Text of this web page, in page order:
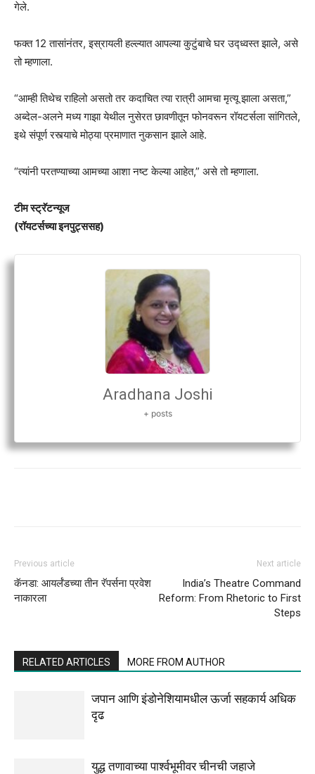
गेले.
फक्त 12 तासांनंतर, इस्रायली हल्ल्यात आपल्या कुटुंबाचे घर उद्ध्वस्त झाले, असे
तो म्हणाला.
“आम्ही तिथेच राहिलो असतो तर कदाचित त्या रात्री आमचा मृत्यू झाला असता,”
अब्देल-अलने मध्य गाझा येथील नुसेरत छावणीतून फोनवरून रॉयटर्सला सांगितले,
इथे संपूर्ण रस्त्याचे मोठ्या प्रमाणात नुकसान झाले आहे.
“त्यांनी परतण्याच्या आमच्या आशा नष्ट केल्या आहेत,” असे तो म्हणाला.
टीम स्ट्रॅटन्यूज
(रॉयटर्सच्या इनपुट्ससह)
Aradhana Joshi
+ posts
Previous article
कॅनडा: आयर्लंडच्या तीन रॅपर्सना प्रवेश
नाकारला
Next article
India’s Theatre Command
Reform: From Rhetoric to First
Steps
RELATED ARTICLES MORE FROM AUTHOR
जपान आणि इंडोनेशियामधील ऊर्जा सहकार्य अधिक
दृढ
युद्ध तणावाच्या पार्श्वभूमीवर चीनची जहाजे